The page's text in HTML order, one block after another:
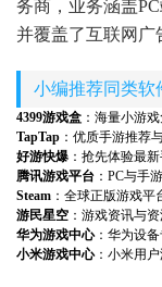
务商，业务涵盖
并覆盖了互联网广
小编推荐同类软
4399游戏盒 ：海量小游
TapTap ：优质手游推荐
好游快爆 ：抢先体验最
腾讯游戏平台 ：PC与手
Steam ：全球正版游戏平
游民星空 ：游戏资讯与
华为游戏中心：华为设
小米游戏中心：小米用